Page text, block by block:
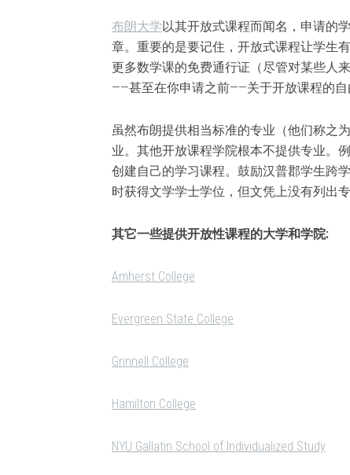
布朗大学以其开放式课程而闻名，申请的
章。重要的是要记住，开放式课程让学生
更多数学课的免费通行证（尽管对某些人
——甚至在你申请之前——关于开放课程的自
虽然布朗提供相当标准的专业（他们称之
业。其他开放课程学院根本不提供专业。
创建自己的学习课程。鼓励汉普郡学生跨
时获得文学学士学位，但文凭上没有列出专
其它一些提供开放性课程的大学和学院:
Amherst College
Evergreen State College
Grinnell College
Hamilton College
NYU Gallatin School of Individualized Study